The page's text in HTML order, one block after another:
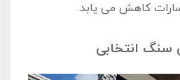
کاهش می‌ یابد.
سنگ انتخابی